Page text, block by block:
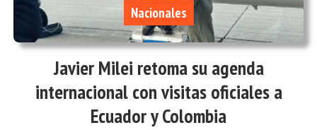
Javier Milei retoma su agenda
internacional con visitas oficiales a
Ecuador y Colombia
Nacionales